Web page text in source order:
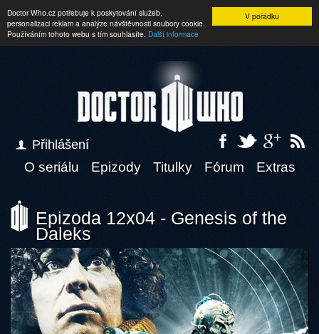
V pořádku
Doctor Who.cz potřebuje k poskytování služeb,
personalizaci reklam a analýze návštěvnosti soubory cookie.
Používáním tohoto webu s tím souhlasíte. Další informace
Přihlášení
O seriálu Epizody Titulky Fórum Extras
Epizoda 12x04 - Genesis of the
Daleks